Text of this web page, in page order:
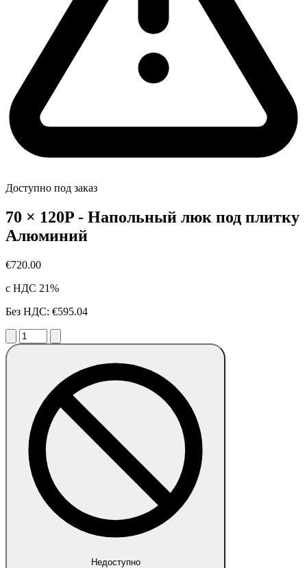
Доступно под заказ
70 × 120P - Напольный люк под плитку
Алюминий
€720.00
с НДС 21%
Без НДС: €595.04
Недоступно